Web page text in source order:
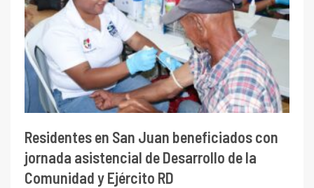
Residentes en San Juan beneficiados con
jornada asistencial de Desarrollo de la
Comunidad y Ejército RD